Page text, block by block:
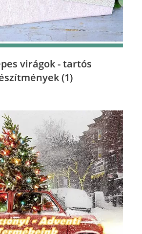
virágok - tartós
(1)